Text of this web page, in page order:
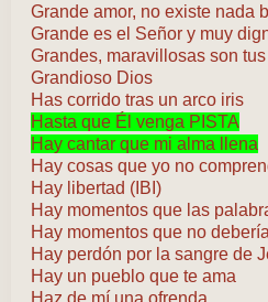
Grande amor, no existe nada
Grande es el Señor y muy
Grandes, maravillosas son
Grandioso Dios
Has corrido tras un arco iris
Hasta que Él venga PISTA
Hay cantar que mi alma llena
Hay cosas que yo no
Hay libertad (IBI)
Hay momentos que las
Hay momentos que no
Hay perdón por la sangre de
Hay un pueblo que te ama
Haz de mí una ofrenda